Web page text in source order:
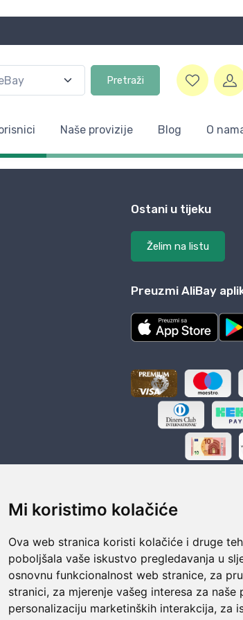
Mi koristimo kolačiće
Ova web stranica koristi kolačiće i druge
poboljšala vaše iskustvo pregledavanja u
osnovnu funkcionalnost web stranice, za
stranici, za mjerenje vašeg interesa za
personalizaciju marketinških interakcija, za
Pretraži
Naše provizije Blog O
Ostani u tijeku
Želim na listu
Preuzmi AliBay
24/7 odlična podrška
Naši agenti uvijek na raspolaganju